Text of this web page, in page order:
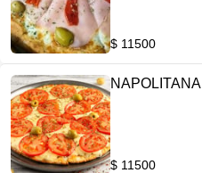
$ 11500
NAPOLITANA
$ 11500